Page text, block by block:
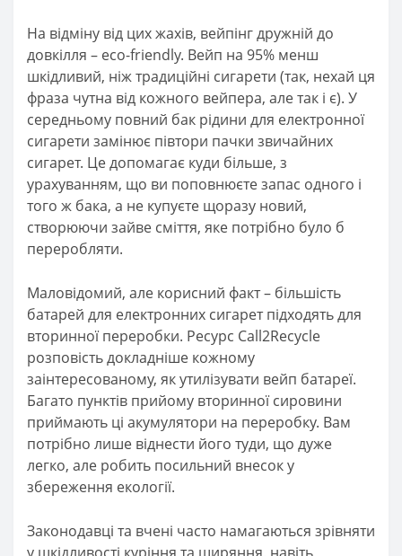
На відміну від цих жахів, вейпінг дружній до
довкілля – eco-friendly. Вейп на 95% менш
шкідливий, ніж традиційні сигарети (так, нехай ця
фраза чутна від кожного вейпера, але так і є). У
середньому повний бак рідини для електронної
сигарети замінює півтори пачки звичайних
сигарет. Це допомагає куди більше, з
урахуванням, що ви поповнюєте запас одного і
того ж бака, а не купуєте щоразу новий,
створюючи зайве сміття, яке потрібно було б
переробляти.
Маловідомий, але корисний факт – більшість
батарей для електронних сигарет підходять для
вторинної переробки. Ресурс Call2Recycle
розповість докладніше кожному
заінтересованому, як утилізувати вейп батареї.
Багато пунктів прийому вторинної сировини
приймають ці акумулятори на переробку. Вам
потрібно лише віднести його туди, що дуже
легко, але робить посильний внесок у
збереження екології.
Законодавці та вчені часто намагаються зрівняти